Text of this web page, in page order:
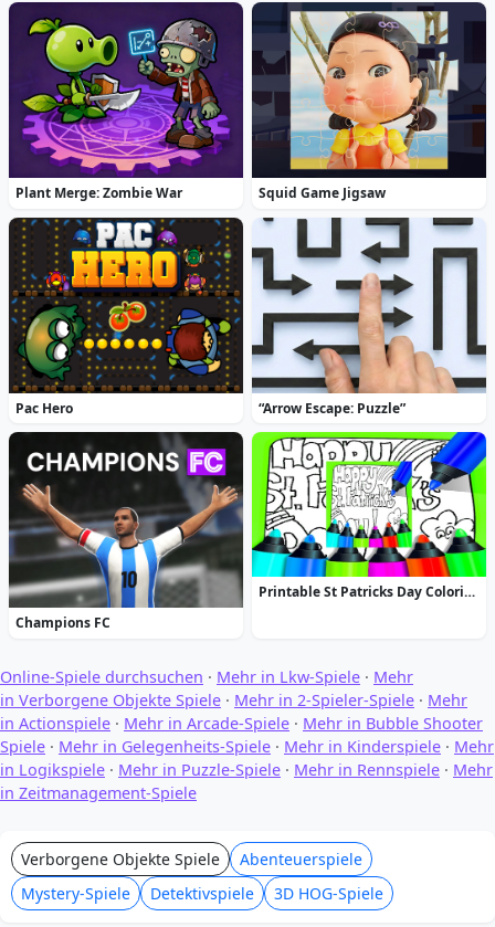
Plant Merge: Zombie War Squid Game Jigsaw
Pac Hero “Arrow Escape: Puzzle”
Champions FC
Printable St Patricks Day Coloring Pages
Online-Spiele durchsuchen · Mehr in Lkw-Spiele · Mehr
in Verborgene Objekte Spiele · Mehr in 2-Spieler-Spiele · Mehr
in Actionspiele · Mehr in Arcade-Spiele · Mehr in Bubble Shooter
Spiele · Mehr in Gelegenheits-Spiele · Mehr in Kinderspiele · Mehr
in Logikspiele · Mehr in Puzzle-Spiele · Mehr in Rennspiele · Mehr
in Zeitmanagement-Spiele
Verborgene Objekte Spiele
Abenteuerspiele
Mystery-Spiele
Detektivspiele 3D HOG-Spiele